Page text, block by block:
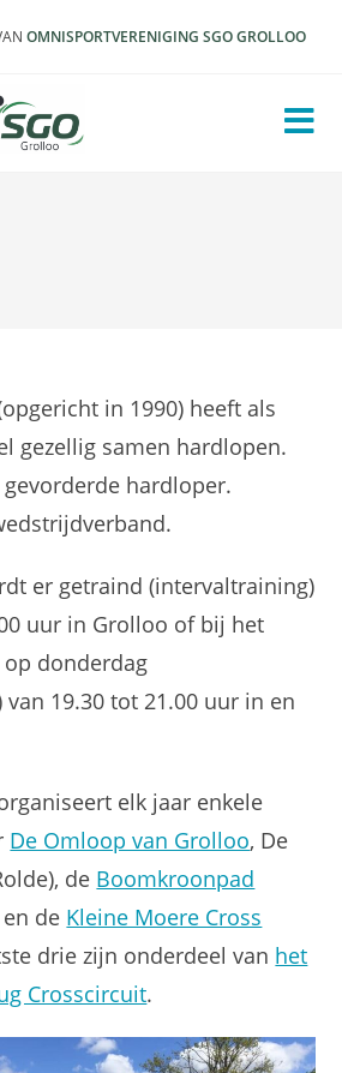
OMNISPORTVERENIGING SGO GROLLOO
in 1990) heeft als
gezellig samen hardlopen.
hardloper.
er getraind (intervaltraining)
uur in Grolloo of bij het
donderdag
19.30 tot 21.00 uur in en
elk jaar enkele
De Omloop van Grolloo, De
de Boomkroonpad
de Kleine Moere Cross
drie zijn onderdeel van het
Crosscircuit.